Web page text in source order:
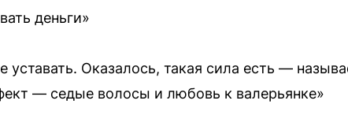
деньги»
уставать. Оказалось, такая сила есть —
— седые волосы и любовь к валерьянке»